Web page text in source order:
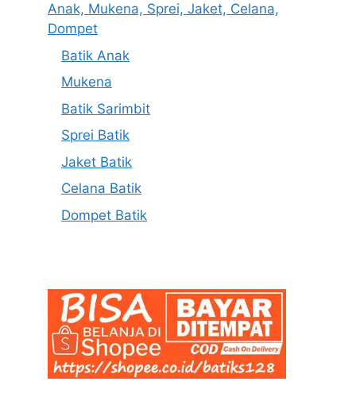
Anak, Mukena, Sprei, Jaket, Celana,
Dompet
Batik Anak
Mukena
Batik Sarimbit
Sprei Batik
Jaket Batik
Celana Batik
Dompet Batik